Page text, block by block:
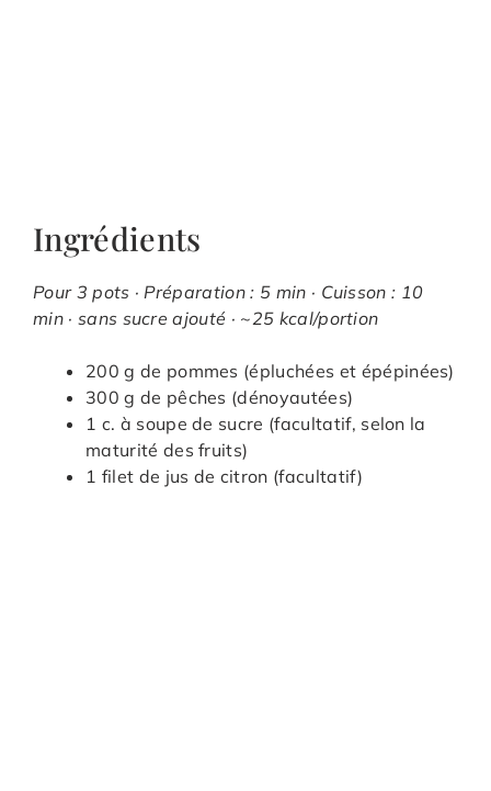
Ingrédients
Pour 3 pots · Préparation : 5 min · Cuisson : 10
min · sans sucre ajouté · ~25 kcal/portion
200 g de pommes (épluchées et épépinées)
300 g de pêches (dénoyautées)
1 c. à soupe de sucre (facultatif, selon la
maturité des fruits)
1 filet de jus de citron (facultatif)